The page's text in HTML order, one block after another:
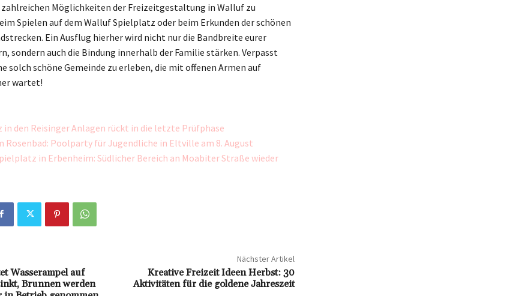
zahlreichen Möglichkeiten der Freizeitgestaltung in Walluf zu
Spielen auf dem Walluf Spielplatz oder beim Erkunden der schönen
Ein Ausflug hierher wird nicht nur die Bandbreite eurer
sondern auch die Bindung innerhalb der Familie stärken. Verpasst
solch schöne Gemeinde zu erleben, die mit offenen Armen auf
wartet!
den Reisinger Anlagen rückt in die letzte Prüfphase
Rosenbad: Poolparty für Jugendliche in Eltville am 8. August
in Erbenheim: Südlicher Bereich an Moabiter Straße wieder
Wasserampel auf
Brunnen werden
Nächster Artikel
Kreative Freizeit Ideen Herbst: 30
Aktivitäten für die goldene Jahreszeit